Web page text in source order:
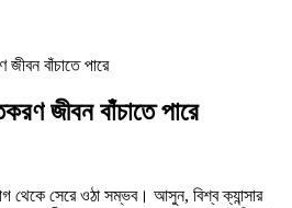
জীবন বাঁচাতে পারে
জীবন বাঁচাতে পারে
থেকে সেরে ওঠা সম্ভব। আসুন, বিশ্ব ক্যান্সার